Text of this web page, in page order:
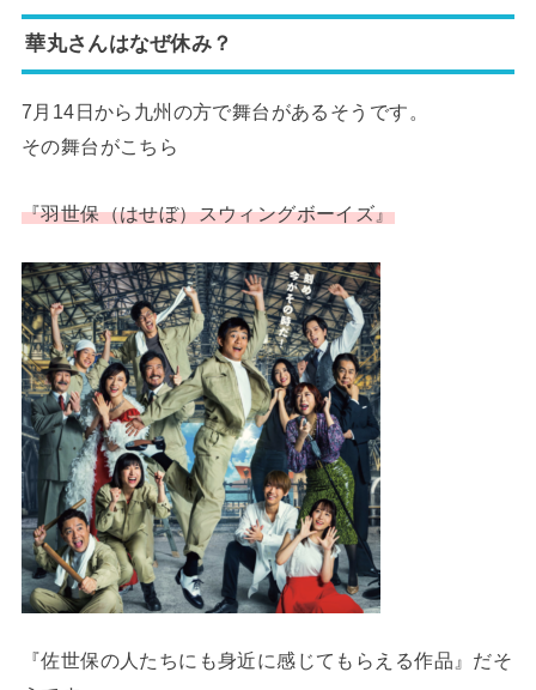
華丸さんはなぜ休み？
7月14日から九州の方で舞台があるそうです。
その舞台がこちら
『羽世保（はせぼ）スウィングボーイズ』
『佐世保の人たちにも身近に感じてもらえる作品』だそ